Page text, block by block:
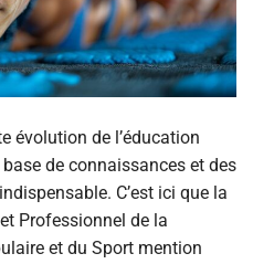
évolution de l’éducation
de connaissances et des
C’est ici que la
Professionnel de la
et du Sport mention